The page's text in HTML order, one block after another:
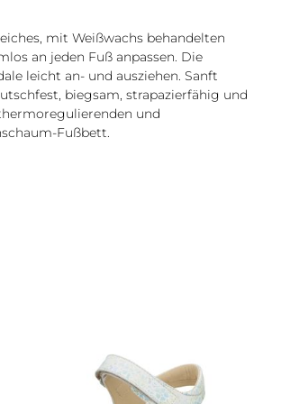
mit Weißwachs behandelten
an jeden Fuß anpassen. Die
leicht an- und ausziehen. Sanft
biegsam, strapazierfähig und
und
Fußbett.